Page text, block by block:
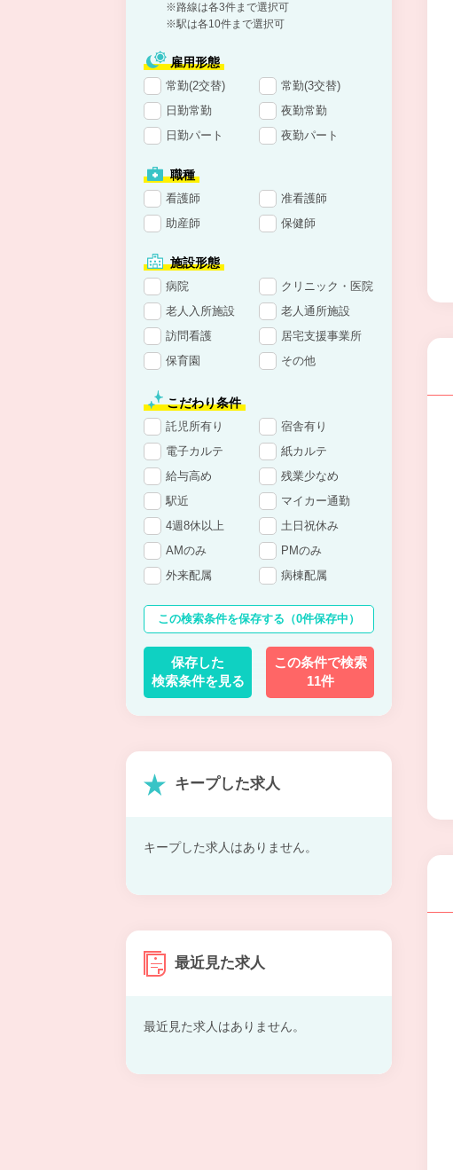
※路線は各3件まで選択可
※駅は各10件まで選択可
雇用形態
常勤(2交替)
常勤(3交替)
日勤常勤
夜勤常勤
日勤パート
夜勤パート
職種
看護師
准看護師
助産師
保健師
施設形態
病院
クリニック・医院
老人入所施設
老人通所施設
訪問看護
居宅支援事業所
保育園
その他
こだわり条件
託児所有り
宿舎有り
電子カルテ
紙カルテ
給与高め
残業少なめ
駅近
マイカー通勤
4週8休以上
土日祝休み
AMのみ
PMのみ
外来配属
病棟配属
この検索条件を保存する （0件保存中）
保存した
検索条件を見る
この条件で検索
11件
キープした求人
キープした求人はありません。
最近見た求人
最近見た求人はありません。